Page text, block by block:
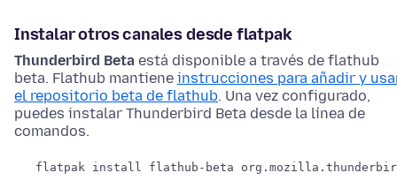
Instalar otros canales desde flatpak
Thunderbird Beta está disponible a través de flathub
beta. Flathub mantiene instrucciones para añadir y
el repositorio beta de flathub. Una vez configurado,
puedes instalar Thunderbird Beta desde la línea de
comandos.
flatpak install flathub-beta